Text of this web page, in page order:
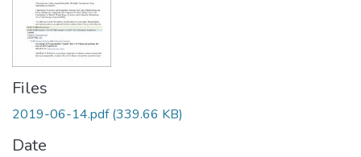
Files
2019-06-14.pdf(339.66 KB)
Date